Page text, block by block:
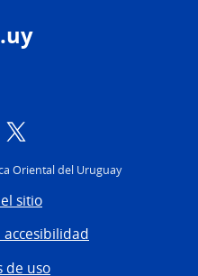
Oriental del Uruguay
sitio
accesibilidad
de uso